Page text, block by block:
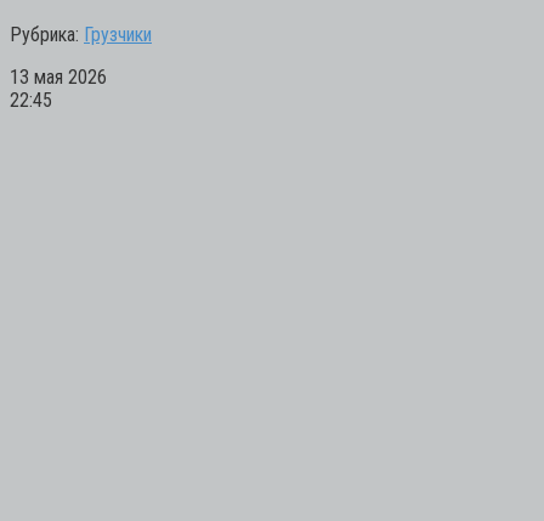
Рубрика: Грузчики
13 мая 2026
22:45